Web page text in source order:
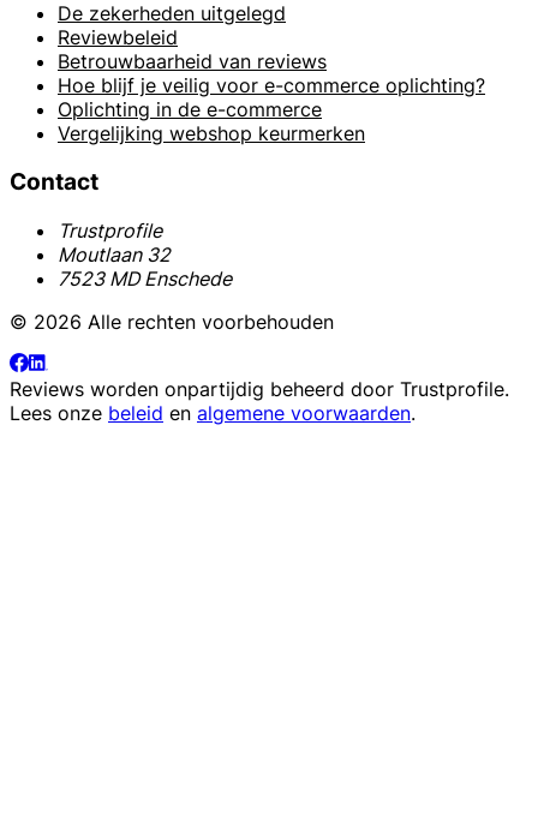
De zekerheden uitgelegd
Reviewbeleid
Betrouwbaarheid van reviews
Hoe blijf je veilig voor e-commerce oplichting?
Oplichting in de e-commerce
Vergelijking webshop keurmerken
Contact
Trustprofile
Moutlaan 32
7523 MD Enschede
© 2026 Alle rechten voorbehouden
Reviews worden onpartijdig beheerd door Trustprofile.
Lees onze beleid en algemene voorwaarden.